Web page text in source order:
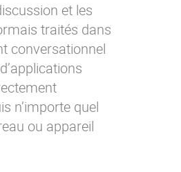
et les
traités dans
conversationnel
applications
n’importe quel
ou appareil